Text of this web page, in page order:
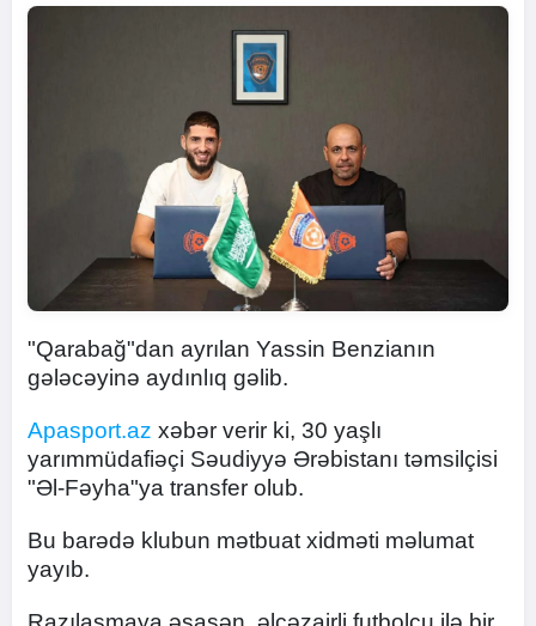
"Qarabağ"dan ayrılan Yassin Benzianın
gələcəyinə aydınlıq gəlib.
Apasport.az xəbər verir ki, 30 yaşlı
yarımmüdafiəçi Səudiyyə Ərəbistanı təmsilçisi
"Əl-Fəyha"ya transfer olub.
Bu barədə klubun mətbuat xidməti məlumat
yayıb.